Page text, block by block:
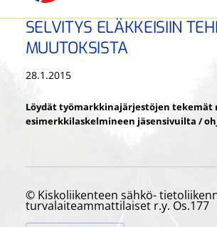
SELVITYS ELÄKKEISIIN
MUUTOKSISTA
28.1.2015
Löydät työmarkkinajärjestöjen tekemät
esimerkkilaskelmineen jäsensivuilta /
© Kiskoliikenteen sähkö-
turvalaiteammattilaiset r.y. Os.177